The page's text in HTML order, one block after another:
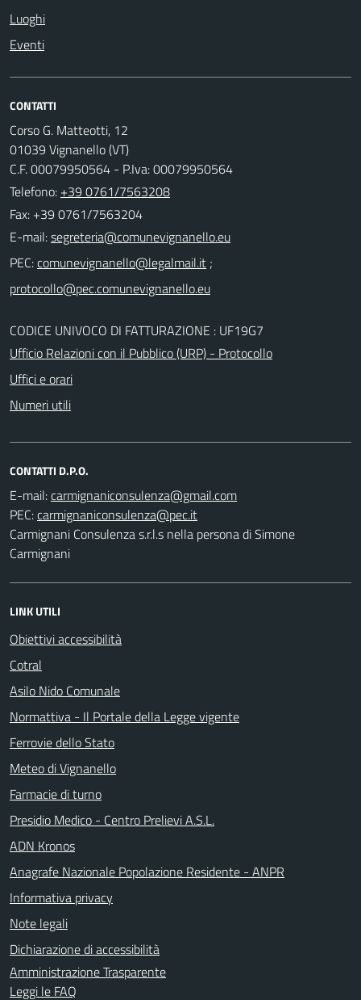
Luoghi
Eventi
CONTATTI
Corso G. Matteotti, 12
01039 Vignanello (VT)
C.F. 00079950564 - P.Iva: 00079950564
Telefono: +39 0761/7563208
Fax: +39 0761/7563204
E-mail:
PEC:
;
CODICE UNIVOCO DI FATTURAZIONE : UF19G7
Ufficio Relazioni con il Pubblico (URP) - Protocollo
Uffici e orari
Numeri utili
CONTATTI D.P.O.
E-mail:
PEC:
Carmignani Consulenza s.r.l.s nella persona di Simone
Carmignani
LINK UTILI
Obiettivi accessibilità
Cotral
Asilo Nido Comunale
Normattiva - Il Portale della Legge vigente
Ferrovie dello Stato
Meteo di Vignanello
Farmacie di turno
Presidio Medico - Centro Prelievi A.S.L.
ADN Kronos
Anagrafe Nazionale Popolazione Residente - ANPR
Informativa privacy
Note legali
Dichiarazione di accessibilità
Amministrazione Trasparente
Leggi le FAQ